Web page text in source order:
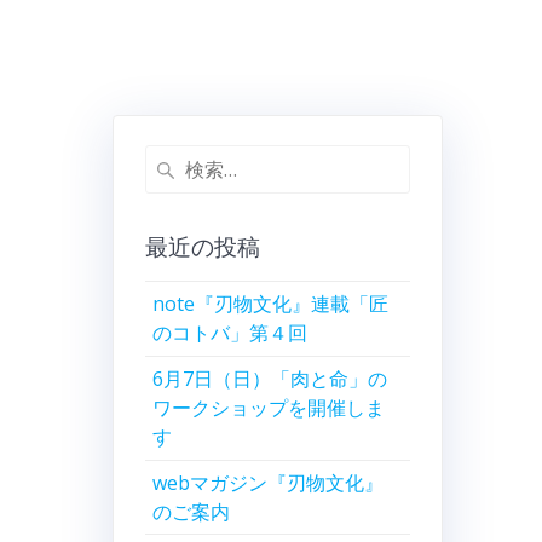
検
最近の投稿
note『刃物文化』連載「匠
のコトバ」第４回
6月7日（日）「肉と命」の
ワークショップを開催しま
す
webマガジン『刃物文化』
のご案内